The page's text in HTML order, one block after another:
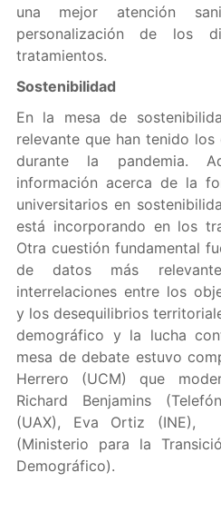
una mejor atención
personalización de los
tratamientos.
Sostenibilidad
En la mesa de
relevante que han tenido
durante la pandemia.
información acerca de la
universitarios en
está incorporando en los
Otra cuestión fundamental
de datos más
interrelaciones entre los
y los desequilibrios
demográfico y la lucha
mesa de debate estuvo
Herrero (UCM) que
Richard Benjamins
(UAX), Eva Ortiz (INE),
(Ministerio para la
Demográfico).